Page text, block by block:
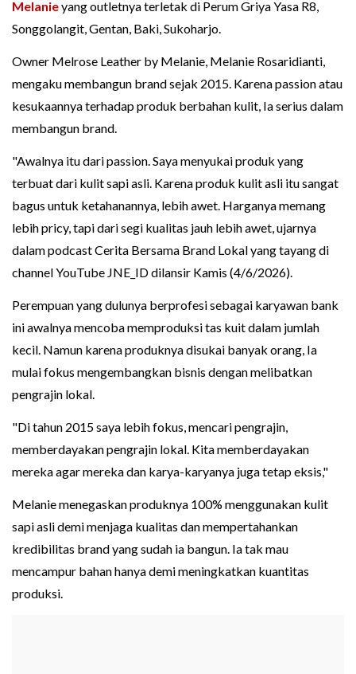
Melanieyang outletnya terletak di Perum Griya Yasa R8,
Songgolangit, Gentan, Baki, Sukoharjo.
Owner Melrose Leather by Melanie, Melanie Rosaridianti,
mengaku membangun brand sejak 2015. Karena passion atau
kesukaannya terhadap produk berbahan kulit, Ia serius dalam
membangun brand.
"Awalnya itu dari passion. Saya menyukai produk yang
terbuat dari kulit sapi asli. Karena produk kulit asli itu sangat
bagus untuk ketahanannya, lebih awet. Harganya memang
lebih pricy, tapi dari segi kualitas jauh lebih awet, ujarnya
dalam podcast Cerita Bersama Brand Lokal yang tayang di
channel YouTube JNE_ID dilansir Kamis (4/6/2026).
Perempuan yang dulunya berprofesi sebagai karyawan bank
ini awalnya mencoba memproduksi tas kuit dalam jumlah
kecil. Namun karena produknya disukai banyak orang, Ia
mulai fokus mengembangkan bisnis dengan melibatkan
pengrajin lokal.
"Di tahun 2015 saya lebih fokus, mencari pengrajin,
memberdayakan pengrajin lokal. Kita memberdayakan
mereka agar mereka dan karya-karyanya juga tetap eksis,"
Melanie menegaskan produknya 100% menggunakan kulit
sapi asli demi menjaga kualitas dan mempertahankan
kredibilitas brand yang sudah ia bangun. Ia tak mau
mencampur bahan hanya demi meningkatkan kuantitas
produksi.